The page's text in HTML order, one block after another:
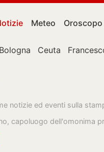
Meteo Oroscopo
Bologna Ceuta
notizie ed eventi sulla
capoluogo dell'omonima